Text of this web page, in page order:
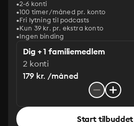
2-6 konti
100 timer/måned pr. konto
Fri lytning til podcasts
Kun 39 kr. pr. ekstra konto
Ingen binding
Dig + 1 familiemedlem
2 konti
179 kr. /måned
Start tilbuddet